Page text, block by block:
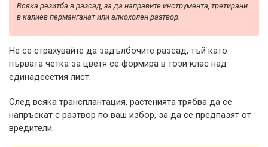
Всяка резитба в разсад, за да направите инструмента, третирани
в калиев перманганат или алкохолен разтвор.
Не се страхувайте да задълбочите разсад, тъй като
първата четка за цветя се формира в този клас над
единадесетия лист.
След всяка трансплантация, растенията трябва да се
напръскат с разтвор по ваш избор, за да се предпазят от
вредители.